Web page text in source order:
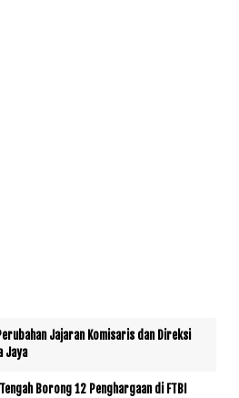
Jajaran Komisaris dan Direksi
Jaya
Borong 12 Penghargaan di FTBI